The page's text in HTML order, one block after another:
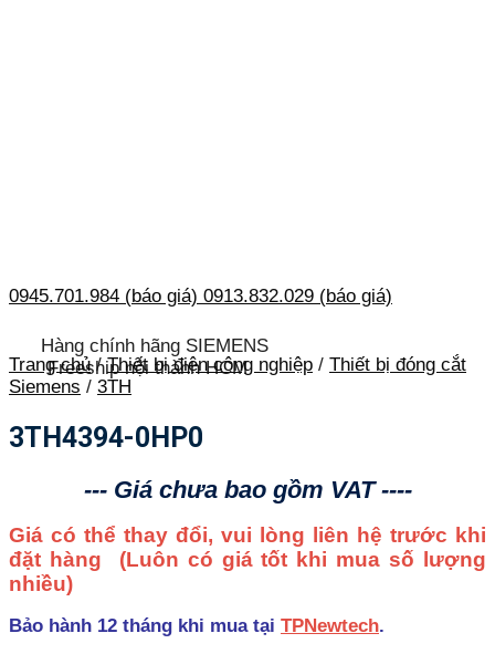
0945.701.984 (báo giá) 0913.832.029 (báo giá)
Hàng chính hãng SIEMENS
Freeship nội thành HCM
Trang chủ / Thiết bị điện công nghiệp / Thiết bị đóng cắt
Siemens / 3TH
3TH4394-0HP0
--- Giá chưa bao gồm VAT ----
Giá có thể thay đổi, vui lòng liên hệ trước khi
đặt hàng (Luôn có giá tốt khi mua số lượng
nhiều)
Bảo hành 12 tháng khi mua tại TPNewtech.